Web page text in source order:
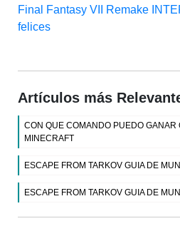
Final Fantasy VII Remake
felices
Artículos más
CON QUE COMANDO PUEDO GANAR
MINECRAFT
ESCAPE FROM TARKOV GUIA DE
ESCAPE FROM TARKOV GUIA DE